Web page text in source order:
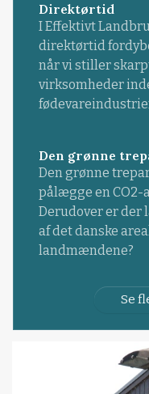
Direktørtid
I Effektivt
direktørtid
når vi stiller
virksomheder
Den grønne
Den grønne
pålægge en CO2-
Derudover er der
af det danske
landmændene?
Se